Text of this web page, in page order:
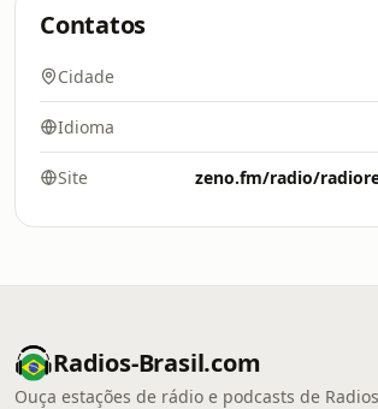
Contatos
Cidade
Idioma
Site zeno.fm/radio/
Radios-Brasil.com
Ouça estações de rádio e podcasts de